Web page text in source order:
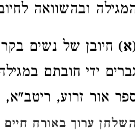
ובהשוואה
חיובן של נשים
ידי חובתם
אור זרוע, ריטב"א,
השלחן ערוך באורח